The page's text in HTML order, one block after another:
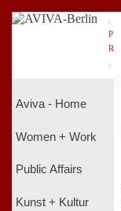
P
R
Aviva - Home
Women + Work
Public Affairs
Kunst + Kultur